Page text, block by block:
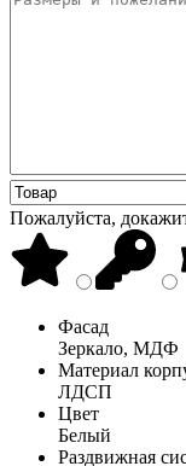
Пожалуйста,
Фасад
Зеркало, МДФ
Материал
ЛДСП
Цвет
Белый
Раздвижная